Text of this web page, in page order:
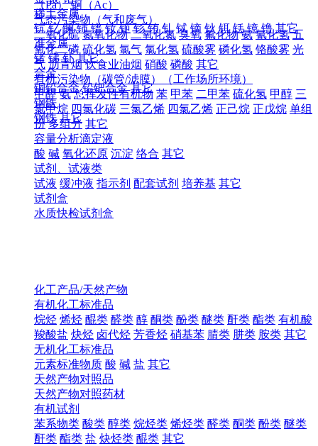
（Pa） 锕（Ac）
气态污染物（气和废气）
二氧化硫 氮氧化物 二氧化氮 臭氧 氟化物 氨 氰化氢 五
氧化二磷 硫化氢 氯气 氯化氢 硫酸雾 磷化氢 铬酸雾 光
气 沥青烟 饮食业油烟 硝酸 磷酸 其它
有机污染物（碳管/滤膜）（工作场所环境）
甲醛 氨 总挥发性有机物 苯 甲苯 二甲苯 硫化氢 甲醇 三
氯甲烷 四氯化碳 三氯乙烯 四氯乙烯 正己烷 正戊烷 单组
份 多组分 其它
容量分析滴定液
酸 碱 氧化还原 沉淀 络合 其它
试剂、试液类
试液 缓冲液 指示剂 配套试剂 培养基 其它
试剂盒
水质快检试剂盒
稀土金属
钪 钇 镧 铈 镨 钕 钷 钐 铕 钆 铽 镝 钬 铒 铥 镱 镥 其它
准金属
锗 锑 钋 其它
合金
铜铅合金 铅钯合金 其它
钢铁
钢铁 其它
化工产品/天然产物
有机化工标准品
烷烃 烯烃 醌类 醛类 醇 酮类 酚类 醚类 酐类 酯类 有机酸
羧酸盐 炔烃 卤代烃 芳香烃 硝基苯 腈类 肼类 胺类 其它
无机化工标准品
元素标准物质 酸 碱 盐 其它
天然产物对照品
天然产物对照药材
有机试剂
苯系物类 酸类 醇类 烷烃类 烯烃类 醛类 酮类 酚类 醚类
酐类 酯类 盐 炔烃类 醌类 其它